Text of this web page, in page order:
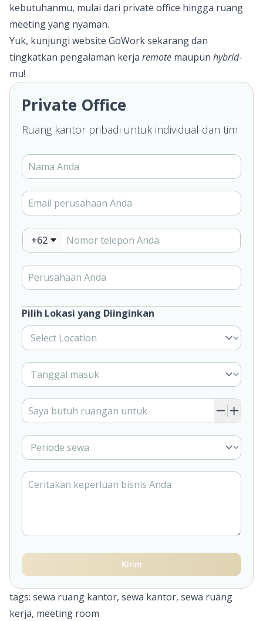
kebutuhanmu, mulai dari private office hingga ruang
meeting yang nyaman.
Yuk, kunjungi website GoWorksekarang dan
tingkatkan pengalaman kerja remote maupun hybrid-
mu!
Private Office
Ruang kantor pribadi untuk individual dan tim
+62
Pilih Lokasi yang Diinginkan
Kirim
tags: sewa ruang kantor, sewa kantor, sewa ruang
kerja, meeting room